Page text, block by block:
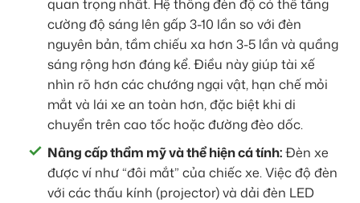
quan trọng nhất. Hệ thống đèn độ có thể tăng
cường độ sáng lên gấp 3-10 lần so với đèn
nguyên bản, tầm chiếu xa hơn 3-5 lần và quầng
sáng rộng hơn đáng kể. Điều này giúp tài xế
nhìn rõ hơn các chướng ngại vật, hạn chế mỏi
mắt và lái xe an toàn hơn, đặc biệt khi di
chuyển trên cao tốc hoặc đường đèo dốc.
Nâng cấp thẩm mỹ và thể hiện cá tính:Đèn xe
được ví như “đôi mắt” của chiếc xe. Việc độ đèn
với các thấu kính (projector) và dải đèn LED